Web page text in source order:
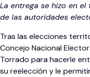
La entrega se hizo en
de las autoridades
Tras las elecciones
Concejo Nacional
Torrado para hacerle
su reelección y le